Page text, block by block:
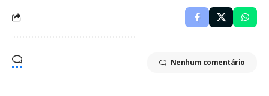
Nenhum comentário